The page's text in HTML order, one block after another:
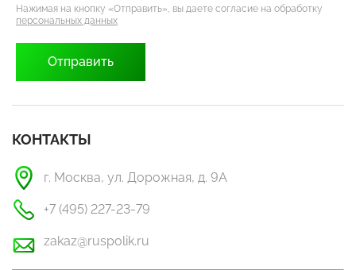
Нажимая на кнопку «Отправить», вы даете согласие на обработку
персональных данных
КОНТАКТЫ
г. Москва, ул. Дорожная, д. 9А
+7 (495) 227-23-79
zakaz@ruspolik.ru